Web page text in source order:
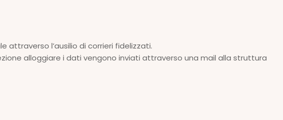
attraverso l’ausilio di corrieri fidelizzati.
alloggiare i dati vengono inviati attraverso una mail alla struttura